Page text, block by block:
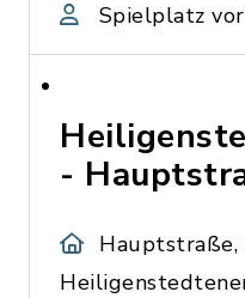
Spielplatz
-